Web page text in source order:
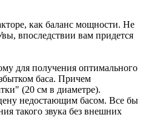
как баланс мощности. Не
впоследствии вам придется
для получения оптимального
баса. Причем
(20 см в диаметре).
недостающим басом. Все бы
такого звука без внешних